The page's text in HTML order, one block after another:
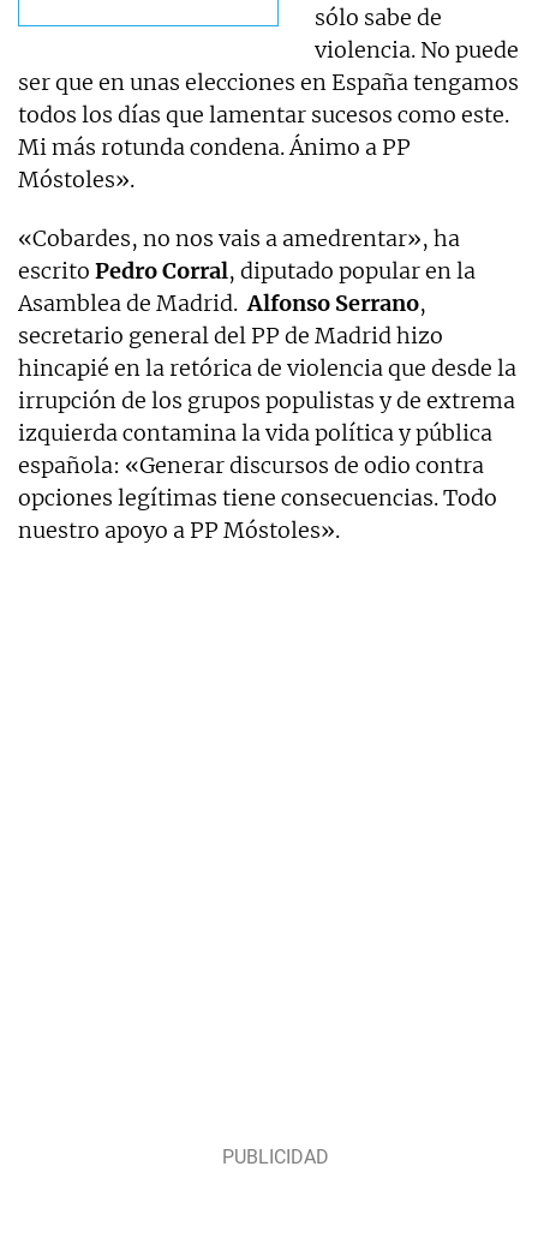
sólo sabe de
violencia. No puede
ser que en unas elecciones en España tengamos
todos los días que lamentar sucesos como este.
Mi más rotunda condena. Ánimo a PP
Móstoles».
«Cobardes, no nos vais a amedrentar», ha
escrito Pedro Corral, diputado popular en la
Asamblea de Madrid.Alfonso Serrano,
secretario general del PP de Madrid hizo
hincapié en la retórica de violencia que desde la
irrupción de los grupos populistas y de extrema
izquierda contamina la vida política y pública
española: «Generar discursos de odio contra
opciones legítimas tiene consecuencias. Todo
nuestro apoyo a PP Móstoles».